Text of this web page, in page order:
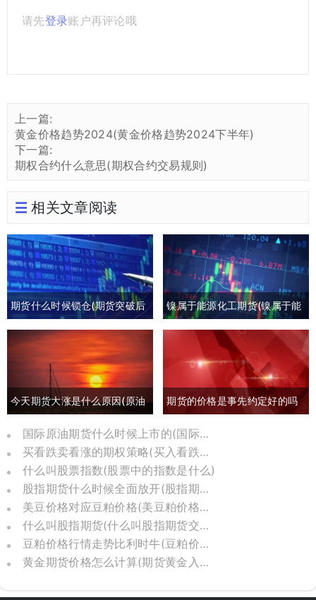
请先登录账户再评论哦
上一篇:
黄金价格趋势2024(黄金价格趋势2024下半年)
下一篇:
期权合约什么意思(期权合约交易规则)
相关文章阅读
期货什么时候锁仓(期货突破后
回撤)
镍属于能源化工期货(镍属于能
源化工期货板块吗)
今天期货大涨是什么原因(原油
期货大涨是什么原因)
期货的价格是事先约定好的吗
(期货约定价格吗)
国际原油期货什么时候上市的(国际原油期货怎么了)
买看跌卖看涨的期权策略(买入看跌卖出看涨期权)
什么叫股票指数(股票中的指数是什么)
股指期货什么时候全面放开(股指期货几几年推出)
美豆价格对应豆粕价格(美豆粕价格换算)
什么叫股指期货(什么叫股指期货交割日)
豆粕价格行情走势比利时牛(豆粕价格走势分析)
黄金期货价格怎么计算(期货黄金入门基础知识)